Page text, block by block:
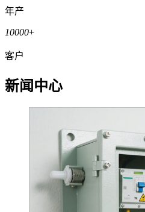
年产
10000+
客户
新闻中心